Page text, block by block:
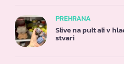
PREHRANA
Slive na pult ali v
stvari